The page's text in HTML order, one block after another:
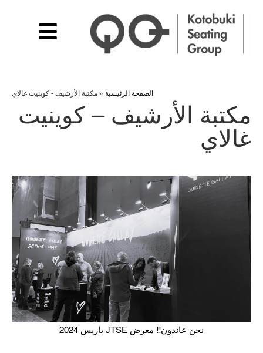
الصفحة الرئيسية » مكتبة الأرشيف - كوينيت غالاي
مكتبة الأرشيف – كوينيت
غالاي
نحن عائدون!! معرض JTSE باريس 2024